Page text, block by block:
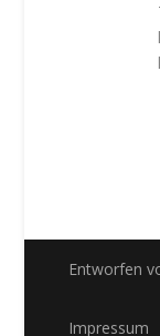
Entworfen
Impressum